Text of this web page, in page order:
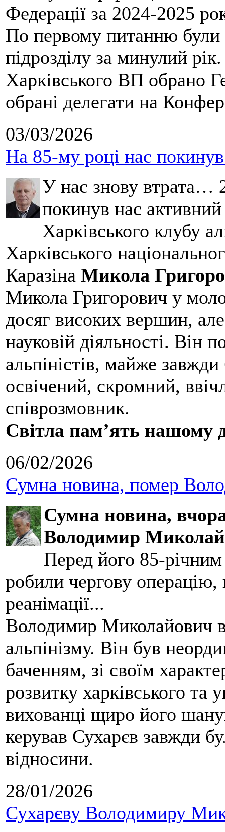
Федерації за 2024-2025
По первому питанню були
підрозділу за минулий
Харківського ВП обрано
обрані делегати на
03/03/2026
На 85-му році нас
У нас знову втрата…
покинув нас
Харківського клубу
Харківського
Каразіна Микола
Микола Григорович у
досяг високих вершин,
науковій діяльності. Він
альпіністів, майже
освічений, скромний,
співрозмовник.
Світла пам’ять нашому
06/02/2026
Сумна новина, помер
Сумна новина,
Володимир
Перед його 85-
робили чергову операцію,
реанімації...
Володимир Миколайович
альпінізму. Він був
баченням, зі своїм
розвитку харківського та
вихованці щиро його
керував Сухарєв завжди
відносини.
28/01/2026
Сухарєву Володимиру